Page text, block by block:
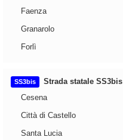
Faenza
Granarolo
Forlì
SS3bis
Strada statale SS3bis
Cesena
Città di Castello
Santa Lucia